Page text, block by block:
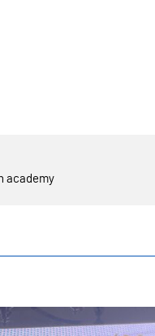
academy
Ibérico de